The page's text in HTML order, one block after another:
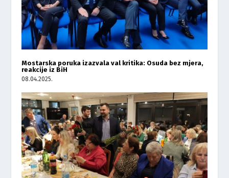
Mostarska poruka izazvala val kritika: Osuda bez mjera,
reakcije iz BiH
08.04.2025.